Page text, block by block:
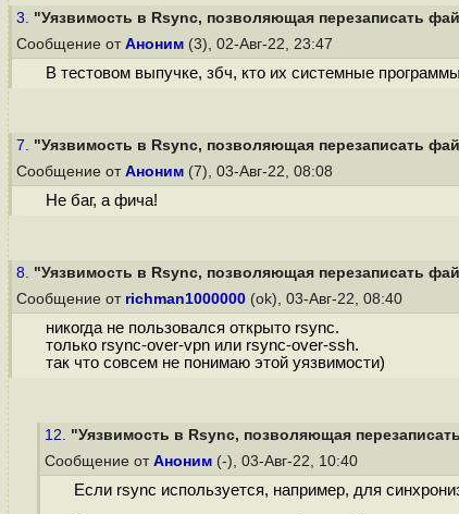
3. "Уязвимость в Rsync, позволяющая перезаписать
Сообщение от Аноним (3), 02-Авг-22, 23:47
В тестовом выпучке, збч, кто их системные
7. "Уязвимость в Rsync, позволяющая перезаписать
Сообщение от Аноним (7), 03-Авг-22, 08:08
Не баг, а фича!
8. "Уязвимость в Rsync, позволяющая перезаписать
Сообщение от richman1000000 (ok), 03-Авг-22, 08:40
никогда не пользовался открыто rsync.
только rsync-over-vpn или rsync-over-ssh.
так что совсем не понимаю этой уязвимости)
12. "Уязвимость в Rsync, позволяющая
Сообщение от Аноним (-), 03-Авг-22, 10:40
Если rsync используется, например, для